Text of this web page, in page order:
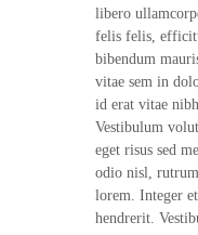
libero
felis felis,
bibendum
vitae sem in
id erat vitae
Vestibulum
eget risus sed
odio nisl,
lorem. Integer
hendrerit.